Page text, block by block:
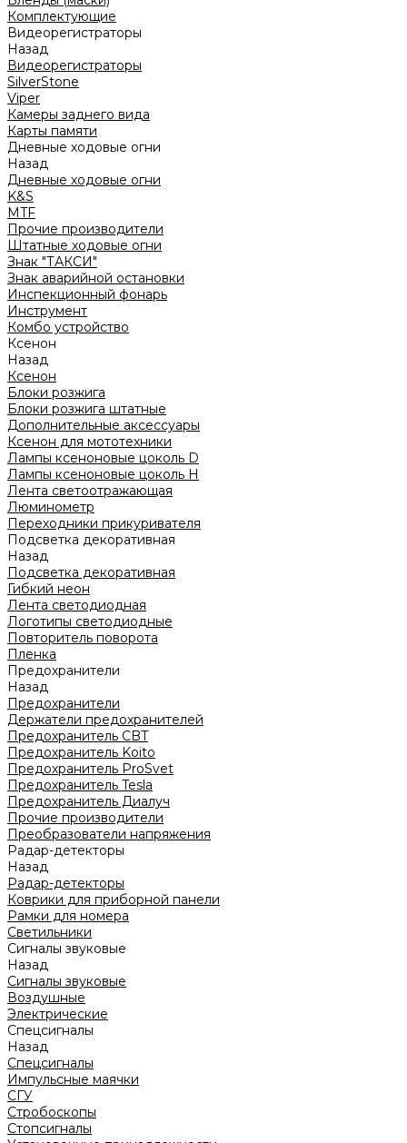
Комплектующие
Видеорегистраторы
Назад
Видеорегистраторы
SilverStone
Viper
Камеры заднего вида
Карты памяти
Дневные ходовые огни
Назад
Дневные ходовые огни
K&S
MTF
Прочие производители
Штатные ходовые огни
Знак "ТАКСИ"
Знак аварийной остановки
Инспекционный фонарь
Инструмент
Комбо устройство
Ксенон
Назад
Ксенон
Блоки розжига
Блоки розжига штатные
Дополнительные аксессуары
Ксенон для мототехники
Лампы ксеноновые цоколь D
Лампы ксеноновые цоколь H
Лента светоотражающая
Люминометр
Переходники прикуривателя
Подсветка декоративная
Назад
Подсветка декоративная
Гибкий неон
Лента светодиодная
Логотипы светодиодные
Повторитель поворота
Пленка
Предохранители
Назад
Предохранители
Держатели предохранителей
Предохранитель CBT
Предохранитель Koito
Предохранитель ProSvet
Предохранитель Tesla
Предохранитель Диалуч
Прочие производители
Преобразователи напряжения
Радар-детекторы
Назад
Радар-детекторы
Коврики для приборной панели
Рамки для номера
Светильники
Сигналы звуковые
Назад
Сигналы звуковые
Воздушные
Электрические
Спецсигналы
Назад
Спецсигналы
Импульсные маячки
СГУ
Стробоскопы
Стопсигналы